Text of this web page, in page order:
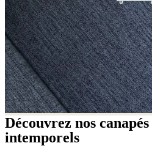
Découvrez nos
intemporels